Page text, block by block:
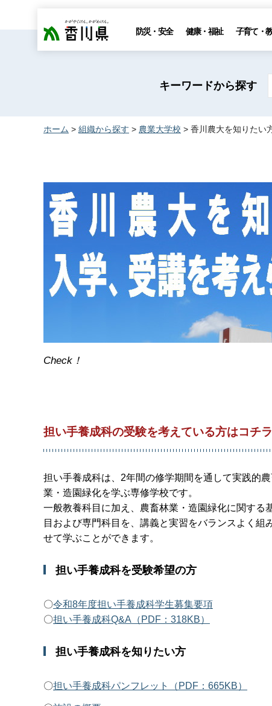
香川県 防災・安全 健康・福祉 子育て・
キーワードから探す
ホーム > 組織から探す > 農業大学校 > 香川農大を知りたい
Check！
担い手養成科の受験を考えている方はコチラ
担い手養成科は、2年間の修学期間を通して実践的
業・造園緑化を学ぶ専修学校です。
一般教養科目に加え、農畜林業・造園緑化に関する
目および専門科目を、講義と実習をバランスよく組
せて学ぶことができます。
担い手養成科を受験希望の方
〇令和8年度担い手養成科学生募集要項
〇担い手養成科Q&A（PDF：318KB）
担い手養成科を知りたい方
〇担い手養成科パンフレット（PDF：665KB）